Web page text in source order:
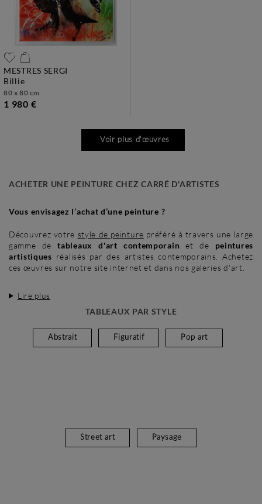
MESTRES SERGI
billie
80 x 80 cm
1 980 €
Voir plus d'œuvres
ACHETER UNE PEINTURE CHEZ CARRÉ D'ARTISTES
Vous envisagez l’achat d’une peinture ?
Découvrez votre style de peinture préféré à travers une large
gamme detableaux d'art contemporain et de peintures
artistiques réalisés par des artistes contemporains. Achetez
ces œuvres sur notre site internet et dans nos galeries d'art.
Lire plus
TABLEAUX PAR STYLE
Abstrait Figuratif Pop art
Street art Paysage